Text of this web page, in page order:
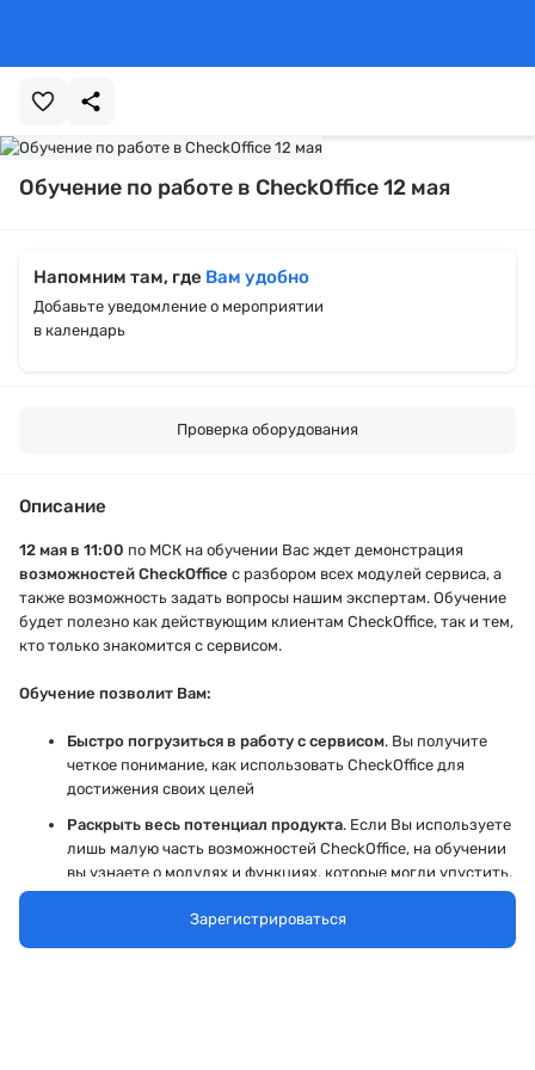
Обучение по работе в CheckOffice 12 мая
Напомним там, где Вам удобно
Добавьте уведомление о мероприятии
в календарь
Проверка оборудования
Описание
12 мая в 11:00 по МСК на обучении Вас ждет демонстрация
возможностей CheckOffice с разбором всех модулей сервиса, а
также возможность задать вопросы нашим экспертам. Обучение
будет полезно как действующим клиентам CheckOffice, так и тем,
кто только знакомится с сервисом.
Обучение позволит Вам:
Быстро погрузиться в работу с сервисом. Вы получите
четкое понимание, как использовать CheckOffice для
достижения своих целей
Раскрыть весь потенциал продукта. Если Вы используете
лишь малую часть возможностей CheckOffice, на обучении
вы узнаете о модулях и функциях, которые могли упустить,
и поймете, как они могут быть полезны именно для вас
Сэкономить время на обучении команды.
Зарегистрироваться